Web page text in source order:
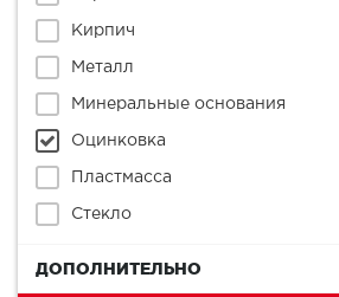
Кирпич
Металл
Минеральные основания
Оцинковка
Пластмасса
Стекло
ДОПОЛНИТЕЛЬНО